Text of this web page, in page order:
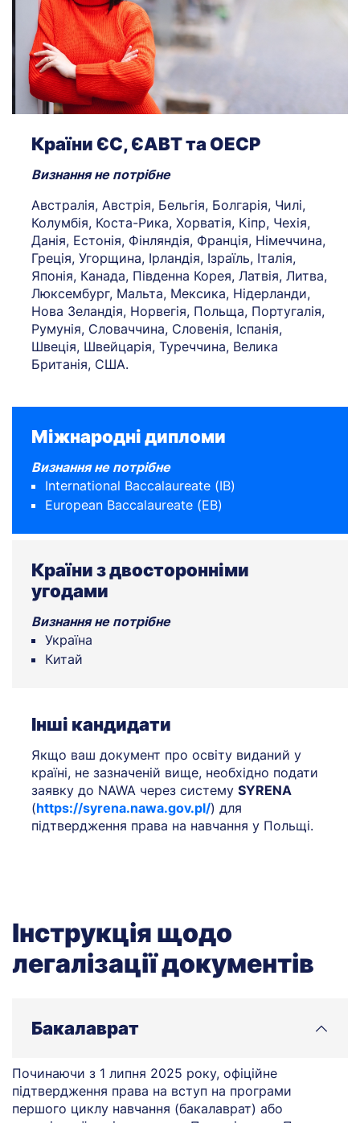
Країни ЄС, ЄАВТ та ОЕСР
Визнання не потрібне
Австралія, Австрія, Бельгія, Болгарія, Чилі,
Колумбія, Коста-Рика, Хорватія, Кіпр, Чехія,
Данія, Естонія, Фінляндія, Франція, Німеччина,
Греція, Угорщина, Ірландія, Ізраїль, Італія,
Японія, Канада, Південна Корея, Латвія, Литва,
Люксембург, Мальта, Мексика, Нідерланди,
Нова Зеландія, Норвегія, Польща, Португалія,
Румунія, Словаччина, Словенія, Іспанія,
Швеція, Швейцарія, Туреччина, Велика
Британія, США.
Міжнародні дипломи
Визнання не потрібне
International Baccalaureate (IB)
European Baccalaureate (EB)
Країни з двосторонніми
угодами
Визнання не потрібне
Україна
Китай
Інші кандидати
Якщо ваш документ про освіту виданий у
країні, не зазначеній вище, необхідно подати
заявку до NAWA через систему SYRENA
(https://syrena.nawa.gov.pl/) для
підтвердження права на навчання у Польщі.
Інструкція щодо
легалізації документів
Бакалаврат
Починаючи з 1 липня 2025 року, офіційне
підтвердження права на вступ на програми
першого циклу навчання (бакалаврат) або